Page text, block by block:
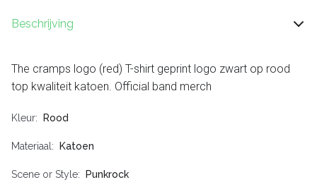
Beschrijving
The cramps logo (red) T-shirt geprint logo zwart op rood
top kwaliteit katoen. Official band merch
Kleur Rood
Materiaal Katoen
Scene or Style Punkrock